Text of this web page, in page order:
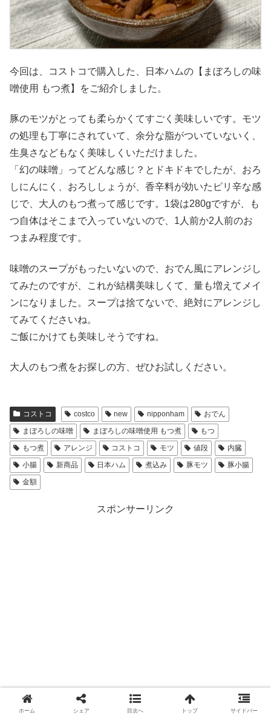
今回は、コストコで購入した、日本ハムの【まぼろしの味
噌使用 もつ煮】をご紹介しました。
豚のモツがとっても柔らかくてすごく美味しいです。モツ
の処理も丁寧にされていて、余分な脂がついていないく、
生臭さなどもなく美味しくいただけました。
「幻の味噌」ってどんな感じ？とドキドキでしたが、おろ
しにんにく、おろししょうが、香辛料が効いたピリ辛な感
じで、大人のもつ煮って感じです。1袋は280gですが、も
つ自体はそこまで入っていないので、1人前か2人前のお
つまみ程度です。
味噌のスープがもったいないので、おでん風にアレンジし
てみたのですが、これが結構美味しくて、量も増えてメイ
ンになりました。スープは捨てないで、絶対にアレンジし
てみてくださいね。
ご飯にかけても美味しそうですね。
大人のもつ煮をお探しの方、ぜひお試しください。
コストコ costco new nipponham
おでん
まぼろしの味噌
まぼろしの味噌使用 もつ煮
もつ
もつ煮
アレンジ コストコ モツ 値段
内臓
小腸
新商品 日本ハム 煮込み 豚モツ
豚小腸
金額
スポンサーリンク
ホーム シェア 目次へ トップ サイドバー